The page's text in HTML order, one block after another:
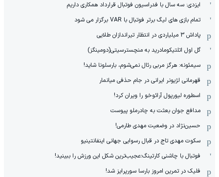
ایزدی: سه سال با فدراسیون فوتبال قرارداد همکاری داریم
تمام بازی های لیگ برتر فوتبال با VAR برگزار می شود
پاداش 3 میلیاردی در انتظار تیراندازان طلایی
گل اول اتلتیکومادرید به منچسترسیتی(دومینگز)
سیمئونه: هرگز مربی رئال نمی‌شوم، بارسلونا شاید!
قهرمانی لژیونر ایرانی در جام حذفی میانمار
اسطوره لیورپول آرائوخو را ویران کرد!
مدافع جوان بعثت به چادرملو پیوست
حسین‌نژاد در وضعیت مهدی طارمی!
سکوت مهدی تاج در قبال رسوایی جهانی اینفانتینیو
فوتبال با چاشنی کارتینگ؛عجیب‌ترین شکل این ورزش را ببینید!
فلیک در تمرین امروز بارسا سورپرایز شد!